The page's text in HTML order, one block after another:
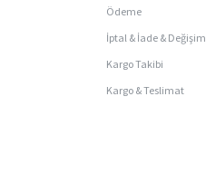
Ödeme
İptal & İade & Değişim
Kargo Takibi
Kargo & Teslimat